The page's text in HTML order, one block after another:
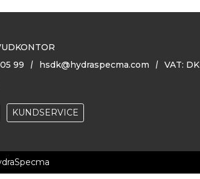
99 hsdk@hydraspecma.com VAT:
KUNDSERVICE